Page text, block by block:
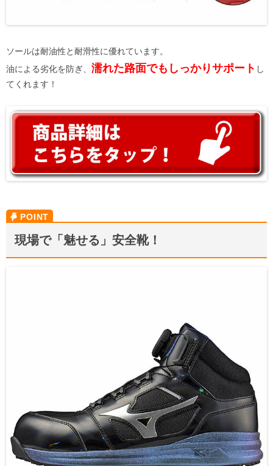
ソールは耐油性と耐滑性に優れています。
油による劣化を防ぎ、 濡れた路面でもしっかりサポート し
てくれます！
現場で「魅せる」安全靴！